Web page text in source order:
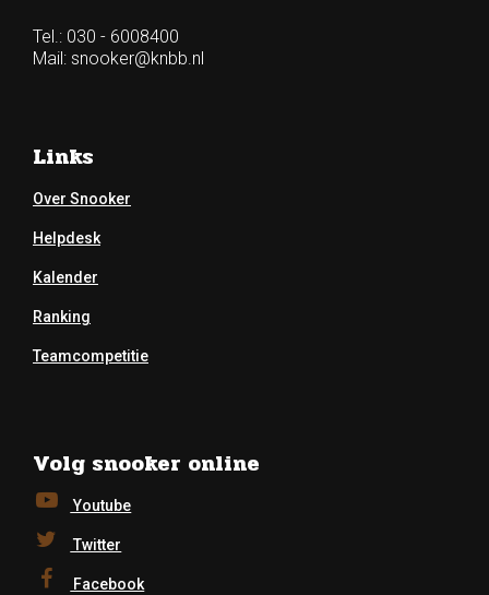
Tel.: 030 - 6008400
Mail: snooker@knbb.nl
Links
Over Snooker
Helpdesk
Kalender
Ranking
Teamcompetitie
Volg snooker online
Youtube
Twitter
Facebook